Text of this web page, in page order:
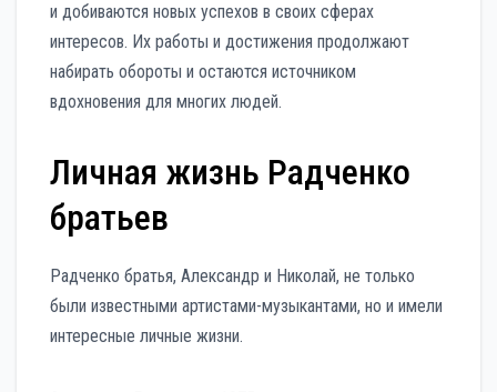
и добиваются новых успехов в своих сферах
интересов. Их работы и достижения продолжают
набирать обороты и остаются источником
вдохновения для многих людей.
Личная жизнь Радченко
братьев
Радченко братья, Александр и Николай, не только
были известными артистами-музыкантами, но и имели
интересные личные жизни.